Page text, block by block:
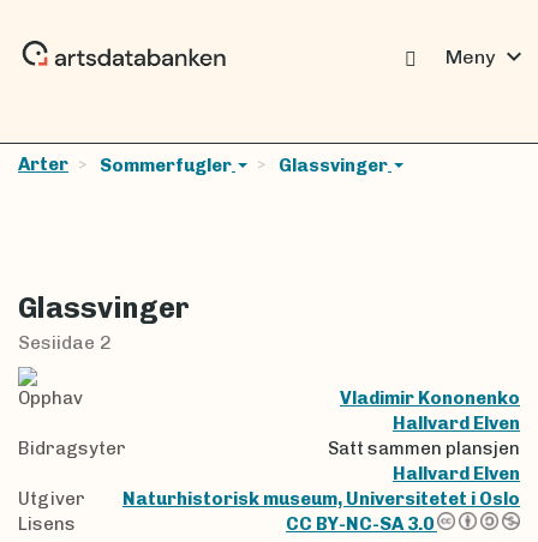
Meny expand_more
Arter Sommerfugler Glassvinger
Glassvinger
Sesiidae 2
Opphav
Vladimir Kononenko
Hallvard Elven
Bidragsyter
Satt sammen plansjen
Hallvard Elven
Utgiver
Naturhistorisk museum, Universitetet i Oslo
Lisens
CC BY-NC-SA 3.0